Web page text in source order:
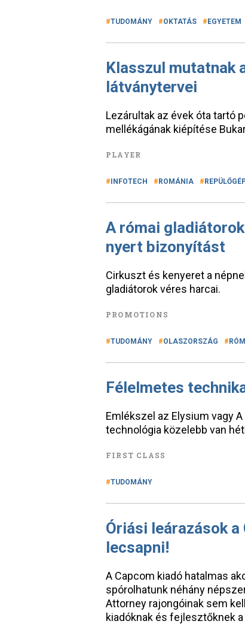
TUDOMÁNY OKTATÁS EGYETEM
Klasszul mutatnak
látványtervei
Lezárultak az évek óta tartó
mellékágának kiépítése
PLAYER
INFOTECH ROMÁNIA
A római
nyert bizonyítást
Cirkuszt és kenyeret a
gladiátorok véres harcai.
PROMOTIONS
TUDOMÁNY OLASZORSZÁG
Félelmetes
Emlékszel az Elysium vagy
technológia közelebb van
FIRST CLASS
TUDOMÁNY
Óriási leárazások
lecsapni!
A Capcom kiadó hatalmas
spórolhatunk néhány
Attorney rajongóinak sem
kiadóknak és fejlesztőknek